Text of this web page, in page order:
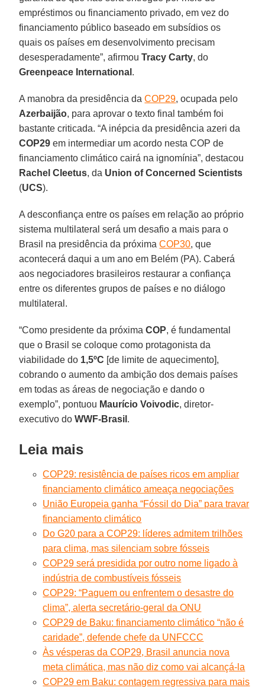
empréstimos ou financiamento privado, em vez do
financiamento público baseado em subsídios os
quais os países em desenvolvimento precisam
desesperadamente”, afirmouTracy Carty, do
Greenpeace International .
A manobra da presidência daCOP29, ocupada pelo
Azerbaijão, para aprovar o texto final também foi
bastante criticada. “A inépcia da presidência azeri da
COP29 em intermediar um acordo nesta COP de
financiamento climático cairá na ignomínia”, destacou
Rachel Cleetus, da Union of Concerned Scientists
(UCS).
A desconfiança entre os países em relação ao próprio
sistema multilateral será um desafio a mais para o
Brasil na presidência da próximaCOP30, que
acontecerá daqui a um ano em Belém (PA). Caberá
aos negociadores brasileiros restaurar a confiança
entre os diferentes grupos de países e no diálogo
multilateral.
“Como presidente da próximaCOP, é fundamental
que o Brasil se coloque como protagonista da
viabilidade do 1,5ºC [de limite de aquecimento],
cobrando o aumento da ambição dos demais países
em todas as áreas de negociação e dando o
exemplo”, pontuou Maurício Voivodic, diretor-
executivo doWWF-Brasil .
Leia mais
COP29: resistência de países ricos em ampliar
financiamento climático ameaça negociações
União Europeia ganha “Fóssil do Dia” para travar
financiamento climático
Do G20 para a COP29: líderes admitem trilhões
para clima, mas silenciam sobre fósseis
COP29 será presidida por outro nome ligado à
indústria de combustíveis fósseis
COP29: “Paguem ou enfrentem o desastre do
clima”, alerta secretário-geral da ONU
COP29 de Baku: financiamento climático “não é
caridade”, defende chefe da UNFCCC
Às vésperas da COP29, Brasil anuncia nova
meta climática, mas não diz como vai alcançá-la
COP29 em Baku: contagem regressiva para mais